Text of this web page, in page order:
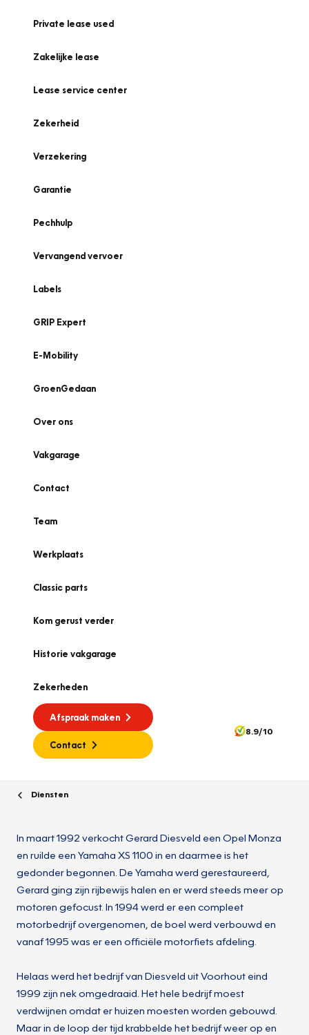
Private lease used
Zakelijke lease
Lease service center
Zekerheid
Verzekering
Garantie
Pechhulp
Vervangend vervoer
Labels
GRIP Expert
E-Mobility
GroenGedaan
Over ons
Vakgarage
Contact
Team
Werkplaats
Classic parts
Kom gerust verder
Historie vakgarage
Zekerheden
Afspraak maken
Contact
8.9/10
Diensten
In maart 1992 verkocht Gerard Diesveld een Opel Monza
en ruilde een Yamaha XS 1100 in en daarmee is het
gedonder begonnen. De Yamaha werd gerestaureerd,
Gerard ging zijn rijbewijs halen en er werd steeds meer op
motoren gefocust. In 1994 werd er een compleet
motorbedrijf overgenomen, de boel werd verbouwd en
vanaf 1995 was er een officiële motorfiets afdeling.
Helaas werd het bedrijf van Diesveld uit Voorhout eind
1999 zijn nek omgedraaid. Het hele bedrijf moest
verdwijnen omdat er huizen moesten worden gebouwd.
Maar in de loop der tijd krabbelde het bedrijf weer op en